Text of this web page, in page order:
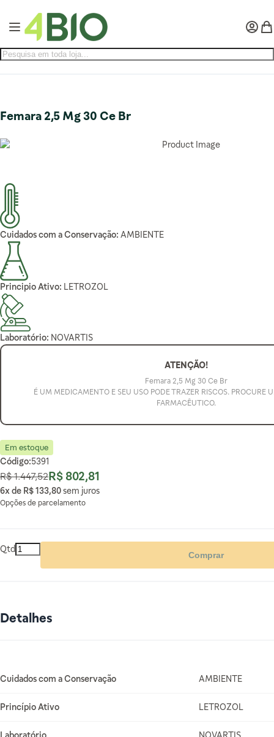
Alternar Nav
Minha
Cuidados com a Conservação: AMBIENTE
Principio Ativo: LETROZOL
Laboratório: NOVARTIS
ATENÇÃO!
Femara 2,5 Mg 30 Ce Br
É UM MEDICAMENTO E SEU USO PODE TRAZER RISCOS. PROCURE
FARMACÊUTICO.
Femara 2,5 Mg 30 Ce Br
Em estoque
Código:5391
Preço Especial
R$ 802,81
Preço Normal
R$ 1.447,52
6x de R$ 133,80sem juros
Opções de parcelamento
Qtd
Comprar
Detalhes
Cuidados com a Conservação
AMBIENTE
Princípio Ativo LETROZOL